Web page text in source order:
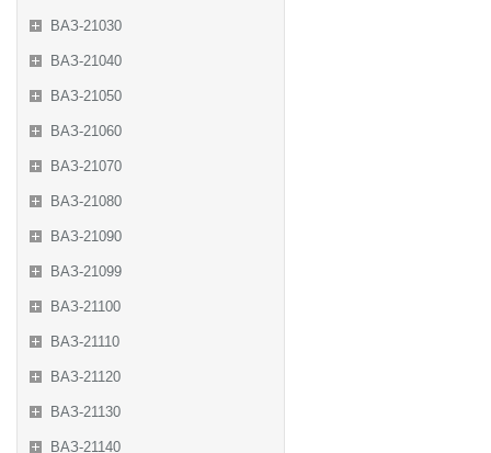
ВАЗ-21030
ВАЗ-21040
ВАЗ-21050
ВАЗ-21060
ВАЗ-21070
ВАЗ-21080
ВАЗ-21090
ВАЗ-21099
ВАЗ-21100
ВАЗ-21110
ВАЗ-21120
ВАЗ-21130
ВАЗ-21140